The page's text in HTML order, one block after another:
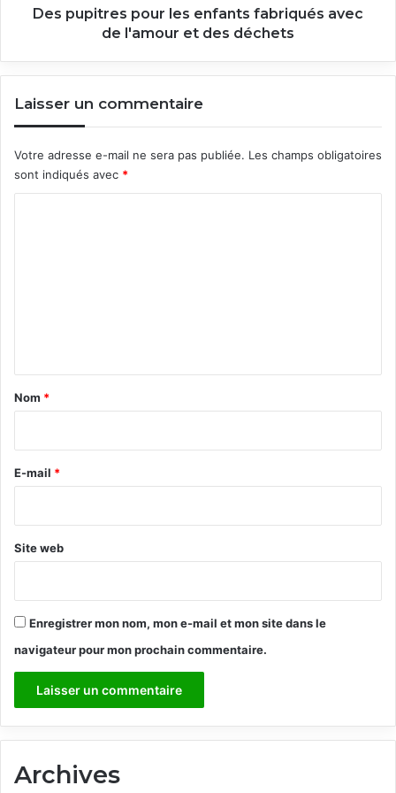
Des pupitres pour les enfants fabriqués avec
de l'amour et des déchets
Laisser un commentaire
Votre adresse e-mail ne sera pas publiée. Les champs obligatoires
sont indiqués avec *
a
e
Nom *
E-mail *
Site web
Enregistrer mon nom, mon e-mail et mon site dans le
navigateur pour mon prochain commentaire.
Archives